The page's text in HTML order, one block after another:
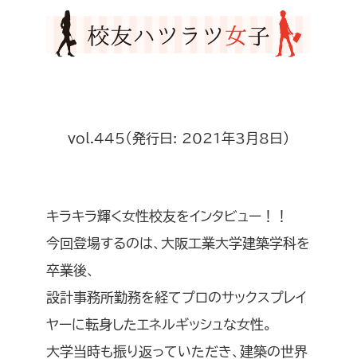
vol.445（発行日: 2021年3月8日）
キラキラ輝く女性校友をインタビュー！！
今回登場するのは、大阪工業大学建築学科を
卒業後、
設計事務所勤務を経てプロのサックスプレイ
ヤーに転身したエネルギッシュな女性。
大学当時も振り返っていただき、建築の世界